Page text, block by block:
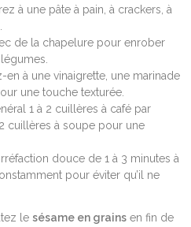
à une pâte à pain, à crackers, à
de la chapelure pour enrober
en à une vinaigrette, une marinade
une touche texturée.
1 à 2 cuillères à café par
cuillères à soupe pour une
douce de 1 à 3 minutes à
pour éviter qu’il ne
le sésame en grains en fin de